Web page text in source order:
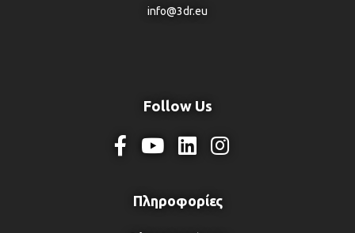
info@3dr.eu
Follow Us